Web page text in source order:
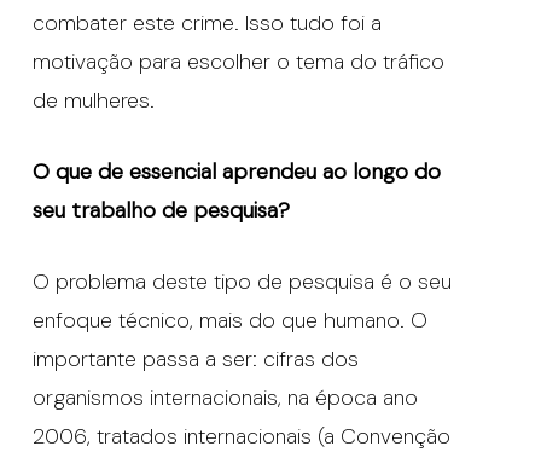
combater este crime. Isso tudo foi a
motivação para escolher o tema do tráfico
de mulheres.
O que de essencial aprendeu ao longo do
seu trabalho de pesquisa?
O problema deste tipo de pesquisa é o seu
enfoque técnico, mais do que humano. O
importante passa a ser: cifras dos
organismos internacionais, na época ano
2006, tratados internacionais (a Convenção